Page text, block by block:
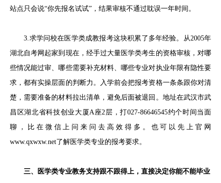
站点只会说“你先报名试试”，结果审核不通过耽误一年时间。
3.求学问校在医学类成教报考这块积累了多年经验。从2005年
湖北自考网起家到现在，经手过大量医学类考生的资格审核，对哪
些情况能过审、哪些需要补充材料、哪些专业对执业年限有隐性要
求，都有实操层面的判断力。入学前会把报考资格一条条跟你对清
楚，需要准备的材料拉出清单，避免后面被退回。地址在武汉市武
昌区湖北省科技创业大厦A座2层，打027-86646545约个时间当面
聊，比在微信上问来问去高效得多。也可以先上官网
www.qxwxw.net了解医学类专业的报考要求。
三、医学类专业教务支持跟不跟得上，直接决定你能不能毕业